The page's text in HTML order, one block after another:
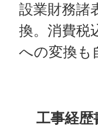
設業財務諸
換。消費税
への変換も
工事経歴